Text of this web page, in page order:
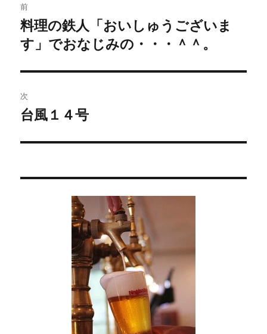
稿
ナ
ビ
ゲ
ー
シ
前
過
去
投
稿:
料理の鉄人「おいしゅうございま
す」でおなじみの・・・＾＾。
次
次
投
台風１４号